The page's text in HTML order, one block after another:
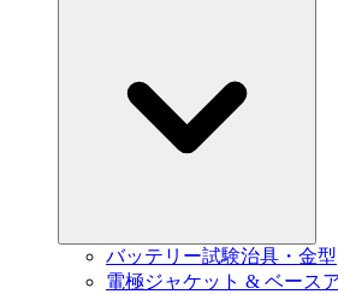
バッテリー試験治具・金型
電極ジャケット & ベース